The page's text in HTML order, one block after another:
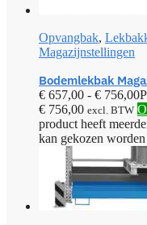
Opvangbak,
Magazijnstellingen
Bodemlekbak
€ 657,00 - € 756,00
€ 756,00 excl. BTW
product heeft
kan gekozen